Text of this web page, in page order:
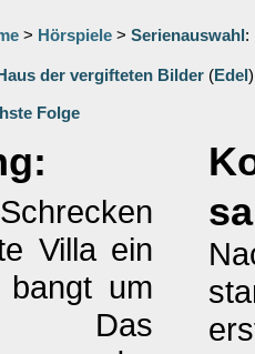
> Hörspiele > Serienauswahl :
der vergifteten Bilder (Edel )
Folge
Villa ein
um
Das